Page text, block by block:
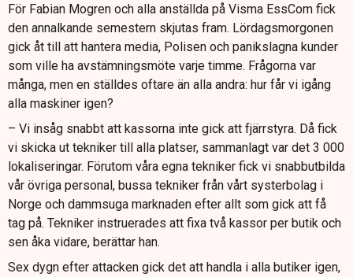
För Fabian Mogren och alla anställda på Visma EssCom fick
den annalkande semestern skjutas fram. Lördagsmorgonen
gick åt till att hantera media, Polisen och panikslagna kunder
som ville ha avstämningsmöte varje timme. Frågorna var
många, men en ställdes oftare än alla andra: hur får vi igång
alla maskiner igen?
– Vi insåg snabbt att kassorna inte gick att fjärrstyra. Då fick
vi skicka ut tekniker till alla platser, sammanlagt var det 3 000
lokaliseringar. Förutom våra egna tekniker fick vi snabbutbilda
vår övriga personal, bussa tekniker från vårt systerbolag i
Norge och dammsuga marknaden efter allt som gick att få
tag på. Tekniker instruerades att fixa två kassor per butik och
sen åka vidare, berättar han.
Sex dygn efter attacken gick det att handla i alla butiker igen,